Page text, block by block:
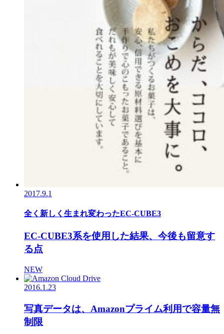
2017.9.1
全く新しく生まれ変わったEC-CUBE3
EC-CUBE3系を使用した結果、今後も留意す
る点
NEW
2016.1.23
写真データは、Amazonプライム利用で容量無
制限